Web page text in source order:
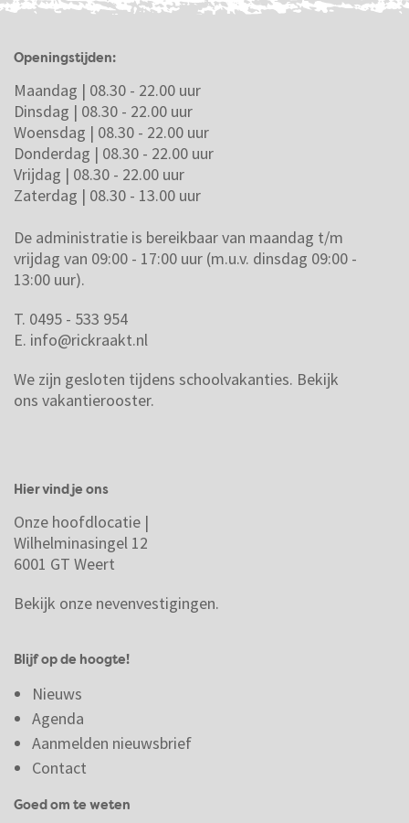
Openingstijden:
Maandag | 08.30 - 22.00 uur
Dinsdag | 08.30 - 22.00 uur
Woensdag | 08.30 - 22.00 uur
Donderdag | 08.30 - 22.00 uur
Vrijdag | 08.30 - 22.00 uur
Zaterdag | 08.30 - 13.00 uur
De administratie is bereikbaar van maandag t/m
vrijdag van 09:00 - 17:00 uur (m.u.v. dinsdag 09:00 -
13:00 uur).
T. 0495 - 533 954
E. info@rickraakt.nl
We zijn gesloten tijdens schoolvakanties. Bekijk
ons vakantierooster.
Hier vind je ons
Onze hoofdlocatie |
Wilhelminasingel 12
6001 GT Weert
Bekijk onze nevenvestigingen.
Blijf op de hoogte!
Nieuws
Agenda
Aanmelden nieuwsbrief
Contact
Goed om te weten